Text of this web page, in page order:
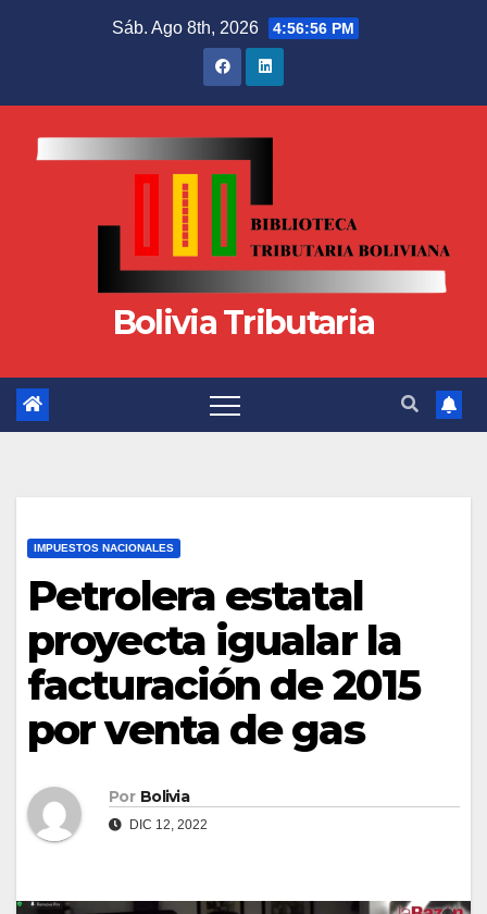
Sáb. Ago 8th, 2026 4:56:56 PM
Bolivia Tributaria
IMPUESTOS NACIONALES
Petrolera estatal
proyecta igualar la
facturación de 2015
por venta de gas
Por Bolivia
DIC 12, 2022